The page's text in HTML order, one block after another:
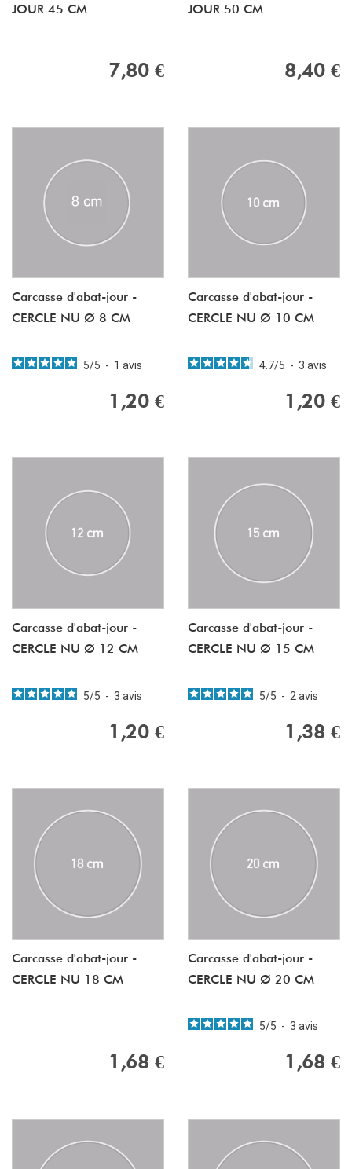
JOUR 45 CM
7,80 €
JOUR 50 CM
8,40 €
Carcasse d'abat-jour -
CERCLE NU Ø 8 CM
5/5 - 1 avis
1,20 €
Carcasse d'abat-jour -
CERCLE NU Ø 10 CM
4.7/5 - 3 avis
1,20 €
Carcasse d'abat-jour -
CERCLE NU Ø 12 CM
5/5 - 3 avis
1,20 €
Carcasse d'abat-jour -
CERCLE NU Ø 15 CM
5/5 - 2 avis
1,38 €
Carcasse d'abat-jour -
CERCLE NU 18 CM
1,68 €
Carcasse d'abat-jour -
CERCLE NU Ø 20 CM
5/5 - 3 avis
1,68 €